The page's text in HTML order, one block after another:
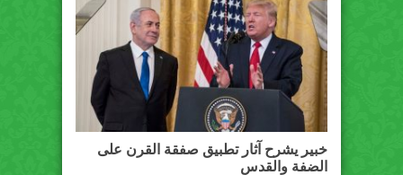
خبير يشرح آثار تطبيق صفقة القرن على
الضفة والقدس